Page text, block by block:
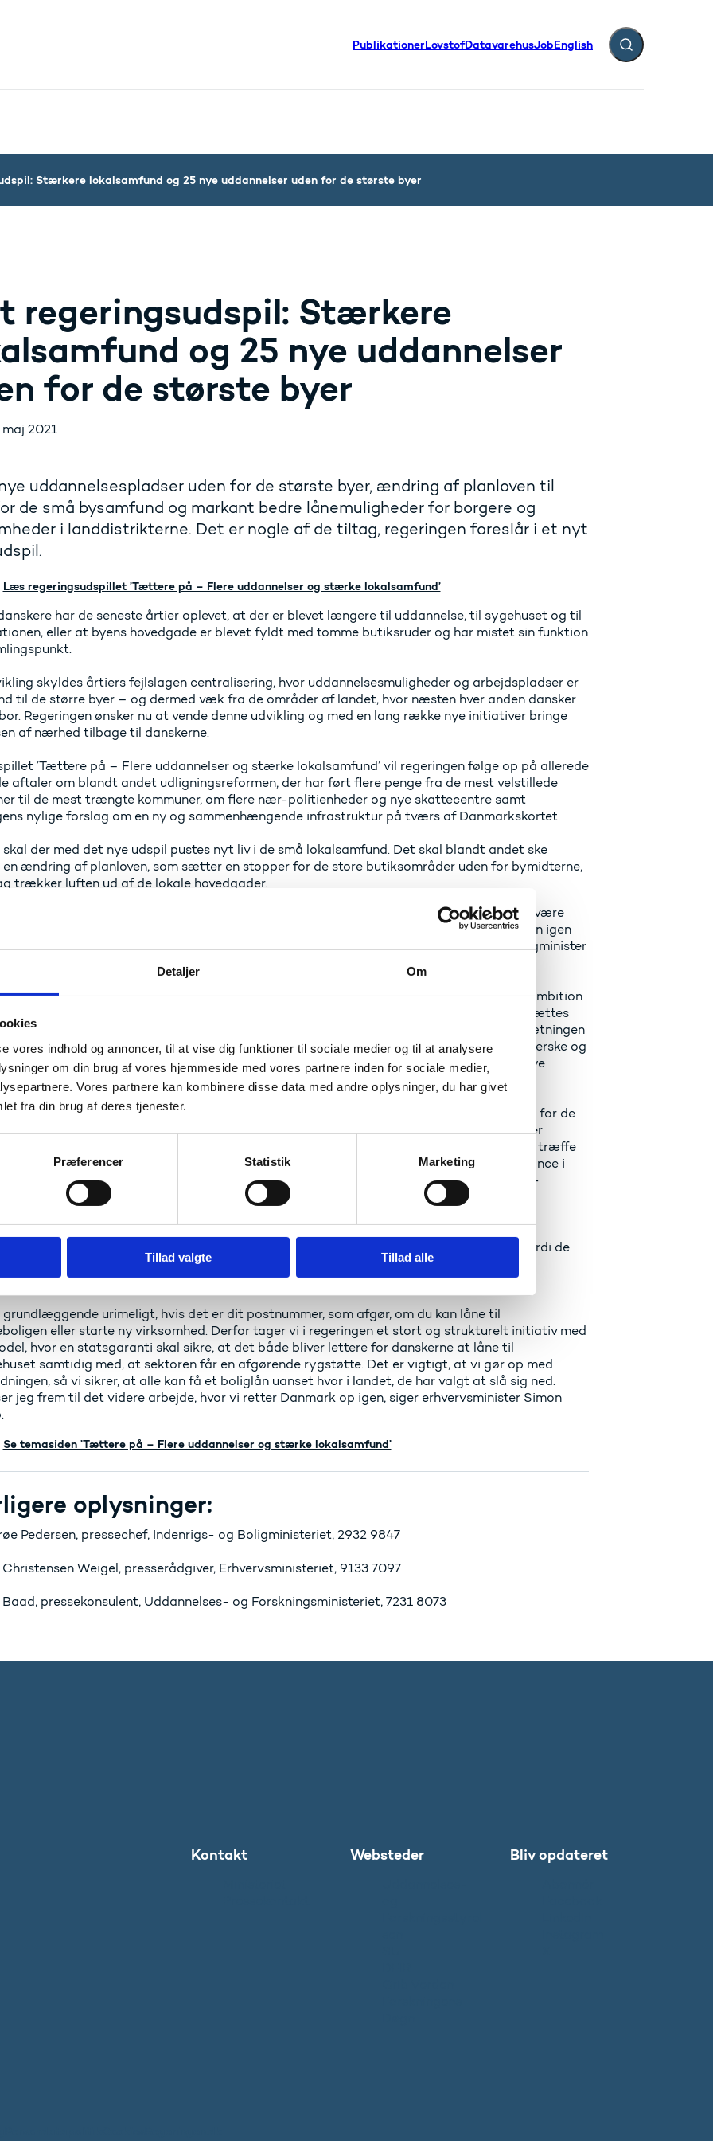
Detaljer Om
vores indhold og annoncer, til at vise dig funktioner til sociale medier og til at analysere
om din brug af vores hjemmeside med vores partnere inden for sociale medier,
Vores partnere kan kombinere disse data med andre oplysninger, du har givet
fra din brug af deres tjenester.
Præferencer Statistik Marketing
Tillad valgte Tillad alle
PublikationerLovstofDatavarehusJobEnglish Fold søgefelt ud
links- Flere links
Stærkere lokalsamfund og 25 nye uddannelser uden for de største byer
regeringsudspil: Stærkere
og 25 nye uddannelser
for de største byer
maj 2021
uddannelsespladser uden for de største byer, ændring af planloven til
de små bysamfund og markant bedre lånemuligheder for borgere og
i landdistrikterne. Det er nogle af de tiltag, regeringen foreslår i et nyt
Læs regeringsudspillet ’Tættere på – Flere uddannelser og stærke lokalsamfund’
har de seneste årtier oplevet, at der er blevet længere til uddannelse, til sygehuset og til
eller at byens hovedgade er blevet fyldt med tomme butiksruder og har mistet sin funktion
skyldes årtiers fejlslagen centralisering, hvor uddannelsesmuligheder og arbejdspladser er
til de større byer – og dermed væk fra de områder af landet, hvor næsten hver anden dansker
Regeringen ønsker nu at vende denne udvikling og med en lang række nye initiativer bringe
af nærhed tilbage til danskerne.
’Tættere på – Flere uddannelser og stærke lokalsamfund’ vil regeringen følge op på allerede
aftaler om blandt andet udligningsreformen, der har ført flere penge fra de mest velstillede
til de mest trængte kommuner, om flere nær-politienheder og nye skattecentre samt
nylige forslag om en ny og sammenhængende infrastruktur på tværs af Danmarkskortet.
der med det nye udspil pustes nyt liv i de små lokalsamfund. Det skal blandt andet ske
en ændring af planloven, som sætter en stopper for de store butiksområder uden for bymidterne,
trækker luften ud af de lokale hovedgader.
byer i Danmark er i dag præget af tomme butikker og huse, men det behøver ikke være
Vi er klar til at skabe en bedre balance i Danmark med stærke lokalsamfund, hvor bymidten igen
samlingspunkt, og hvor velfærden kommer tættere på borgerne, siger indenrigs- og boligminister
være bedre mulighed for at uddanne sig i hele Danmark. Derfor søsætter regeringen en ambition
nye uddannelsespladser uden for de fire største byer. De første 25 mulige uddannelser sættes
på uddannelseskortet i hele landet, ligesom regeringen lægger op til at indfri målsætningen
procent. af pladserne på de fire store velfærdsuddannelser – pædagog, lærer, sygeplejerske og
– skal ligge uden for storbyerne. Det betyder 1.300 udflyttede pladser og 1.000 nye
uden for de store byer.
imod mange års centralisering med et markant løft af uddannelsesmulighederne uden for de
Der skal være gode muligheder for uddannelse uanset, om du kommer fra Thisted eller
Det er ikke nogen let opgave at vende årtiers samfundsudvikling, og vi kommer til at træffe
valg. Men det er en udvikling, vi må og skal have vendt. For at skabe en bedre balance i
og i vores uddannelsessystem, siger uddannelses- og forskningsminister Ane Halsboe-
fordi nogle danskere i dag oplever, at de har sværere ved at optage realkreditlån, fordi de
postnummer. Samtidig vil vi ophæve den nuværende lånegrænse for Vækstlån i
så det bliver lettere for mindre virksomheder at udvikle forretningen.
urimeligt, hvis det er dit postnummer, som afgør, om du kan låne til
eller starte ny virksomhed. Derfor tager vi i regeringen et stort og strukturelt initiativ med
hvor en statsgaranti skal sikre, at det både bliver lettere for danskerne at låne til
samtidig med, at sektoren får en afgørende rygstøtte. Det er vigtigt, at vi gør op med
så vi sikrer, at alle kan få et boliglån uanset hvor i landet, de har valgt at slå sig ned.
jeg frem til det videre arbejde, hvor vi retter Danmark op igen, siger erhvervsminister Simon
Se temasiden ’Tættere på – Flere uddannelser og stærke lokalsamfund’
oplysninger:
Pedersen, pressechef, Indenrigs- og Boligministeriet, 2932 9847
Weigel, presserådgiver, Erhvervsministeriet, 9133 7097
Baad, pressekonsulent, Uddannelses- og Forskningsministeriet, 7231 8073
Kontakt Websteder Bliv opdateret